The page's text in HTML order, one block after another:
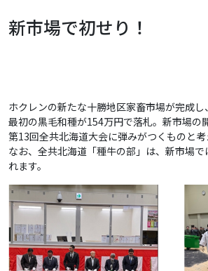
新市場で初せり！
ホクレンの新たな十勝地区家畜市場が完成
最初の黒毛和種が154万円で落札。新市場の
第13回全共北海道大会に弾みがつくものと考
なお、全共北海道「種牛の部」は、新市場
れます。